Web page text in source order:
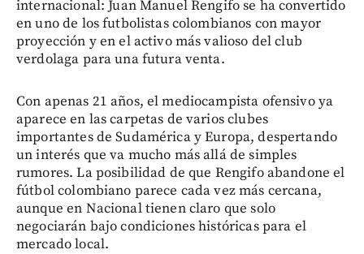
internacional: Juan Manuel Rengifo se ha convertido
en uno de los futbolistas colombianos con mayor
proyección y en el activo más valioso del club
verdolaga para una futura venta.
Con apenas 21 años, el mediocampista ofensivo ya
aparece en las carpetas de varios clubes
importantes de Sudamérica y Europa, despertando
un interés que va mucho más allá de simples
rumores. La posibilidad de que Rengifo abandone el
fútbol colombiano parece cada vez más cercana,
aunque en Nacional tienen claro que solo
negociarán bajo condiciones históricas para el
mercado local.